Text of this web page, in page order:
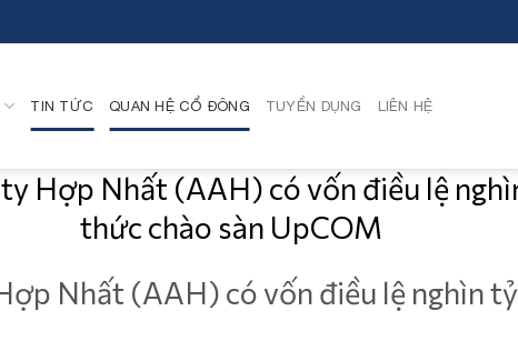
TIN TỨC QUAN HỆ CỔ ĐÔNG TUYỂN DỤNG LIÊN HỆ
Hợp Nhất (AAH) có vốn điều lệ
thức chào sàn UpCOM
Nhất (AAH) có vốn điều lệ nghìn